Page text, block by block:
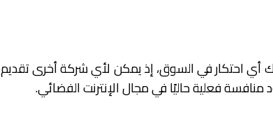
أي احتكار في السوق، إذ يمكن لأي شركة أخرى تقديم
فعلية حاليًا في مجال الإنترنت الفضائي.